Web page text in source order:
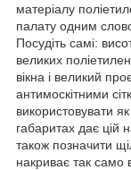
матеріалу
палату одним
Посудіть самі:
великих
вікна і великий
антимоскітними
використовувати
габаритах дає цій
також позначити
накриває так само